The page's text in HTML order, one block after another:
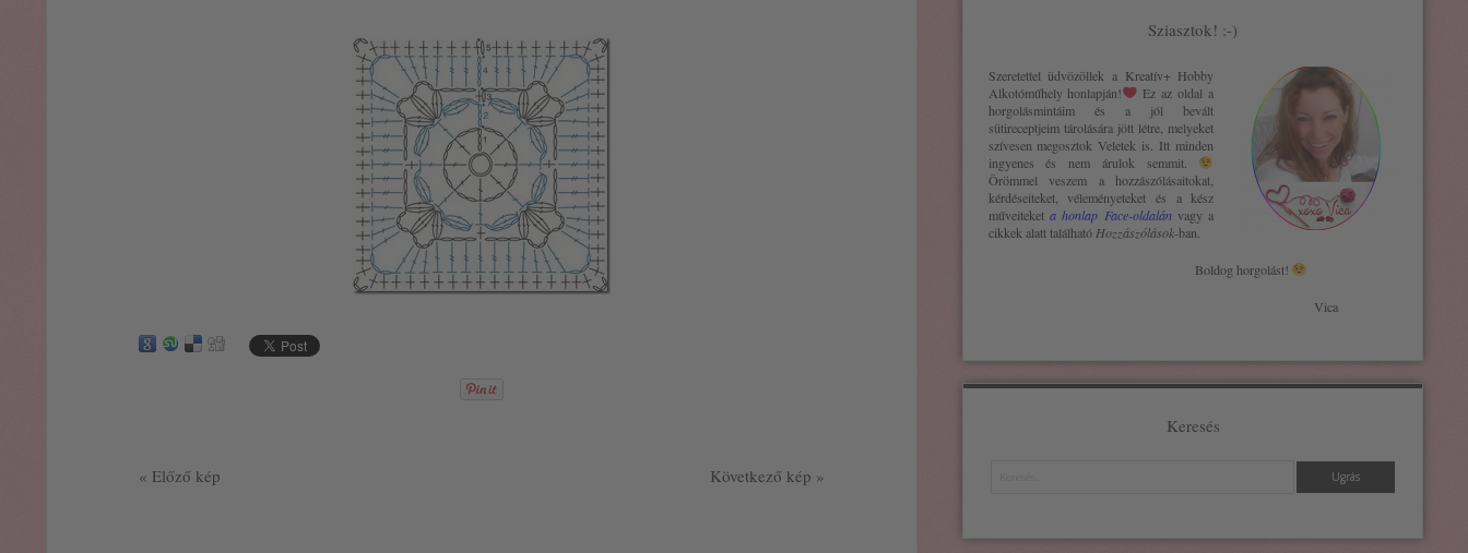
« Előző kép Következő kép »
Sziasztok! :-)
Szeretettel üdvözöllek a Kreatív+ Hobby
Alkotóműhely honlapján!
Ez az oldal a
horgolásmintáim és a jól bevált
sütireceptjeim tárolására jött létre, melyeket
szívesen megosztok Veletek is. Itt minden
ingyenes és nem árulok semmit.
Örömmel veszem a hozzászólásaitokat,
kérdéseiteket, véleményeteket és a kész
műveiteket a honlap Face-oldalánvagy a
cikkek alatt található Hozzászólások-ban.
Boldog horgolást!
Vica
Keresés